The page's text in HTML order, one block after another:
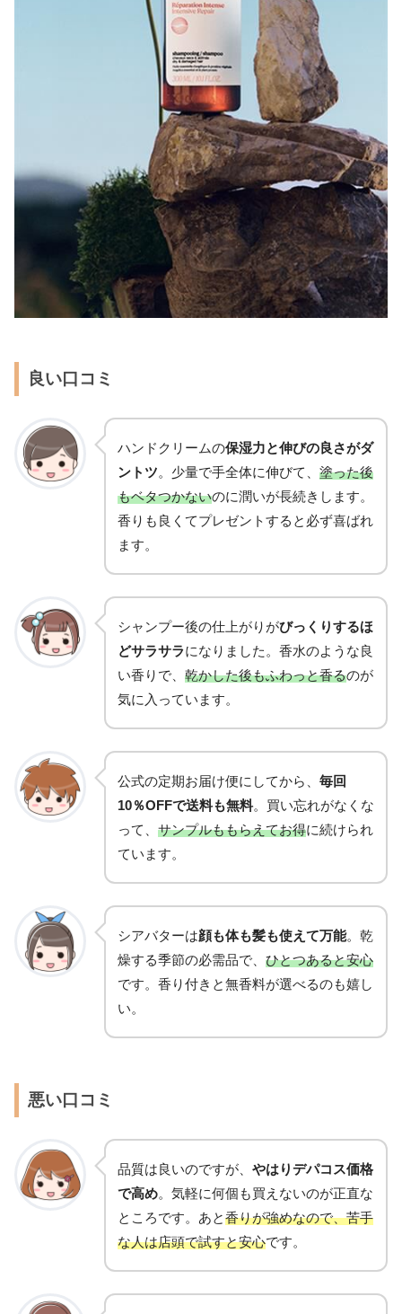
良い口コミ
ハンドクリームの保湿力と伸びの良さがダ
ントツ。少量で手全体に伸びて、 塗った後
もベタつかないのに潤いが長続きします。
香りも良くてプレゼントすると必ず喜ばれ
ます。
シャンプー後の仕上がりがびっくりするほ
どサラサラになりました。香水のような良
い香りで、 乾かした後もふわっと香るのが
気に入っています。
公式の定期お届け便にしてから、 毎回
10％OFFで送料も無料。買い忘れがなくな
って、 サンプルももらえてお得に続けられ
ています。
シアバターは顔も体も髪も使えて万能。乾
燥する季節の必需品で、 ひとつあると安心
です。香り付きと無香料が選べるのも嬉し
い。
悪い口コミ
品質は良いのですが、 やはりデパコス価格
で高め。気軽に何個も買えないのが正直な
ところです。あと香りが強めなので、苦手
な人は店頭で試すと安心です。